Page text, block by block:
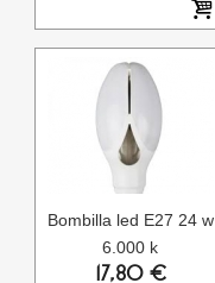
Bombilla led E27 24 w
6.000 k
17,80 €